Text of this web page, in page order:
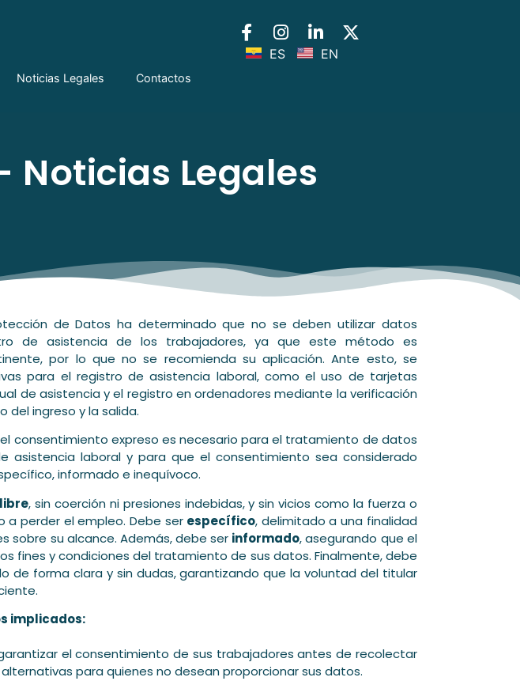
Noticias Legales Contactos
ES EN
Noticias Legales
de Datos ha determinado que no se deben utilizar datos
de asistencia de los trabajadores, ya que este método es
por lo que no se recomienda su aplicación. Ante esto, se
para el registro de asistencia laboral, como el uso de tarjetas
de asistencia y el registro en ordenadores mediante la verificación
del ingreso y la salida.
consentimiento expreso es necesario para el tratamiento de datos
asistencia laboral y para que el consentimiento sea considerado
informado e inequívoco.
libre, sin coerción ni presiones indebidas, y sin vicios como la fuerza o
a perder el empleo. Debe ser específico, delimitado a una finalidad
sobre su alcance. Además, debe ser informado, asegurando que el
fines y condiciones del tratamiento de sus datos. Finalmente, debe
de forma clara y sin dudas, garantizando que la voluntad del titular
implicados:
el consentimiento de sus trabajadores antes de recolectar
para quienes no desean proporcionar sus datos.